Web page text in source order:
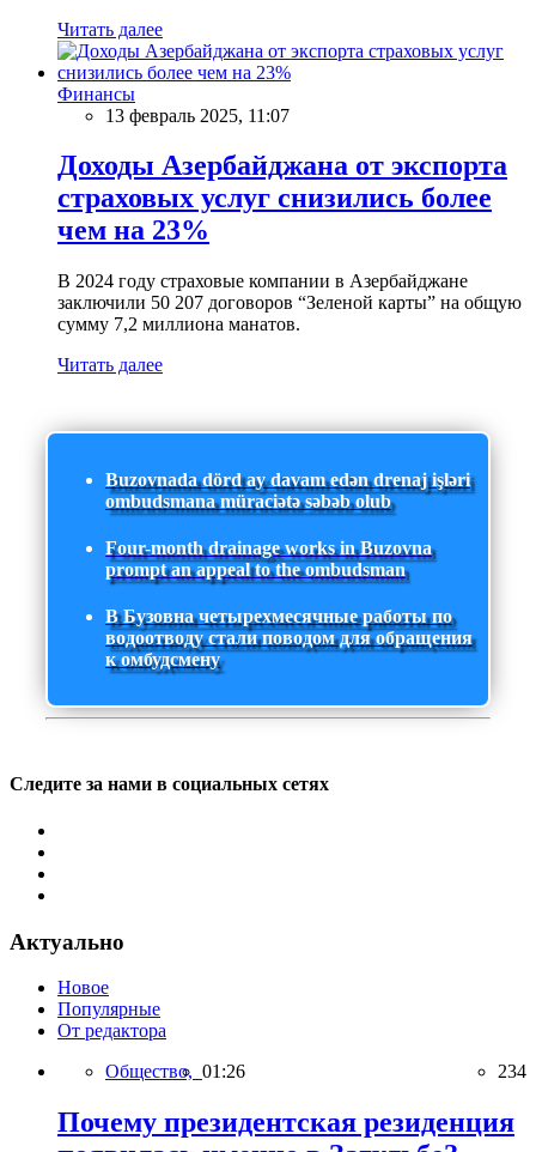
Читать далее
Финансы
13 февраль 2025, 11:07
Доходы Азербайджана от экспорта
страховых услуг снизились более
чем на 23%
В 2024 году страховые компании в Азербайджане
заключили 50 207 договоров “Зеленой карты” на общую
сумму 7,2 миллиона манатов.
Читать далее
Buzovnada dörd ay davam edən drenaj işləri
ombudsmana müraciətə səbəb olub
Four-month drainage works in Buzovna
prompt an appeal to the ombudsman
В Бузовна четырехмесячные работы по
водоотводу стали поводом для обращения
к омбудсмену
Следите за нами в социальных сетях
Актуально
Новое
Популярные
От редактора
Общество, 01:26 234
Почему президентская резиденция